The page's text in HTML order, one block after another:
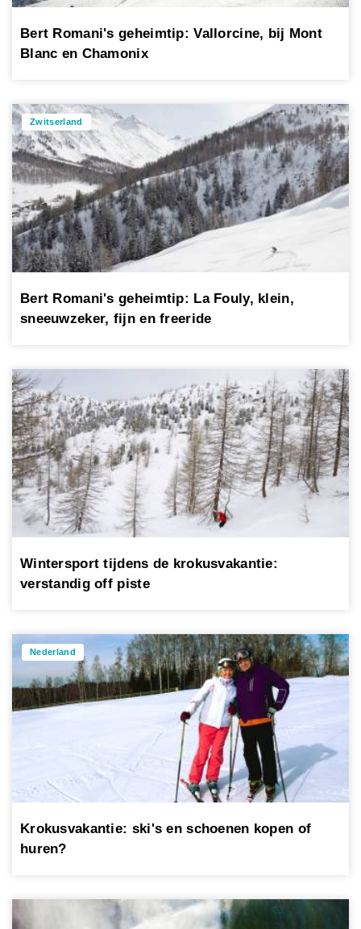
Bert Romani's geheimtip: Vallorcine, bij Mont
Blanc en Chamonix
Zwitserland
Bert Romani's geheimtip: La Fouly, klein,
sneeuwzeker, fijn en freeride
Wintersport tijdens de krokusvakantie:
verstandig off piste
Nederland
Krokusvakantie: ski's en schoenen kopen of
huren?